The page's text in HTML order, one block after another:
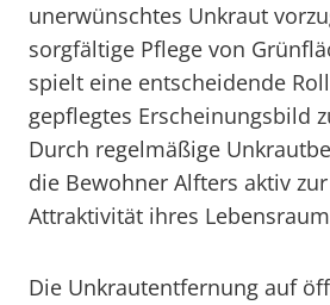
unerwünschtes Unkraut
sorgfältige Pflege von
spielt eine entscheidende
gepflegtes Erscheinungsbild
Durch regelmäßige
die Bewohner Alfters aktiv
Attraktivität ihres
Die Unkrautentfernung auf